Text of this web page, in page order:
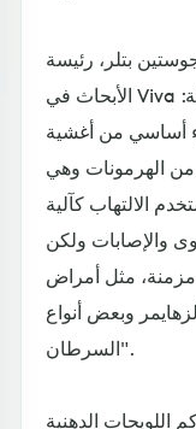
بتلر، رئيسة
الأبحاث في Viva عن بعض علامات نقص أوميغا 3، قائلة:
أوميغا 3 هي جزء أساسي من أغشية
من الهرمونات وهي
الالتهاب كآلية
والإصابات ولكن
مزمنة، مثل أمراض
وبعض أنواع
السرطان".
الدهنية